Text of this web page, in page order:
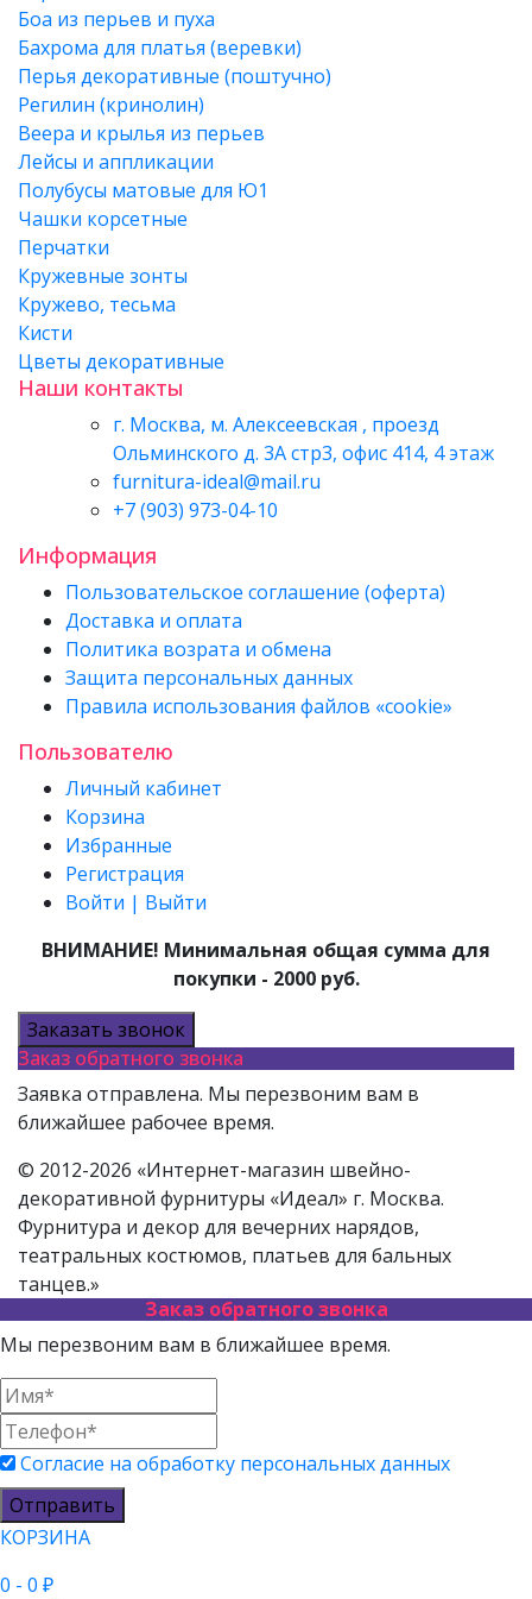
Боа из перьев и пуха
Бахрома для платья (веревки)
Перья декоративные (поштучно)
Регилин (кринолин)
Веера и крылья из перьев
Лейсы и аппликации
Полубусы матовые для Ю1
Чашки корсетные
Перчатки
Кружевные зонты
Кружево, тесьма
Кисти
Цветы декоративные
Наши контакты
г. Москва, м. Алексеевская , проезд
Ольминского д. 3А стр3, офис 414, 4 этаж
furnitura-ideal@mail.ru
+7 (903) 973-04-10
Информация
Пользовательское соглашение (оферта)
Доставка и оплата
Политика возрата и обмена
Защита персональных данных
Правила использования файлов «cookie»
Пользователю
Личный кабинет
Корзина
Избранные
Регистрация
Войти | Выйти
ВНИМАНИЕ! Минимальная общая сумма для
покупки - 2000 руб.
Заказать звонок
Заказ обратного звонка
Заявка отправлена. Мы перезвоним вам в
ближайшее рабочее время.
© 2012-2026 «Интернет-магазин швейно-
декоративной фурнитуры «Идеал» г. Москва.
Фурнитура и декор для вечерних нарядов,
театральных костюмов, платьев для бальных
танцев.»
Заказ обратного звонка
Мы перезвоним вам в ближайшее время.
Согласие на обработку персональных данных
Отправить
КОРЗИНА
0 - 0 ₽